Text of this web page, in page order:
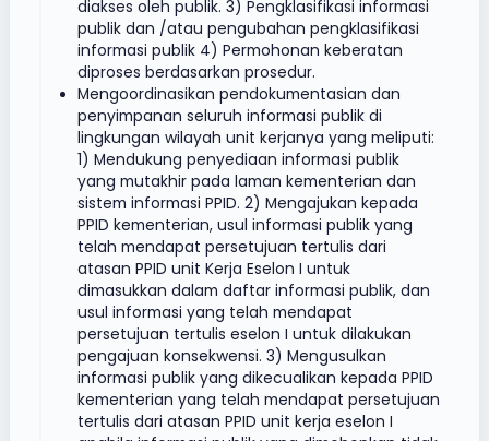
diakses oleh publik. 3) Pengklasifikasi informasi
publik dan /atau pengubahan pengklasifikasi
informasi publik 4) Permohonan keberatan
diproses berdasarkan prosedur.
Mengoordinasikan pendokumentasian dan
penyimpanan seluruh informasi publik di
lingkungan wilayah unit kerjanya yang meliputi:
1) Mendukung penyediaan informasi publik
yang mutakhir pada laman kementerian dan
sistem informasi PPID. 2) Mengajukan kepada
PPID kementerian, usul informasi publik yang
telah mendapat persetujuan tertulis dari
atasan PPID unit Kerja Eselon I untuk
dimasukkan dalam daftar informasi publik, dan
usul informasi yang telah mendapat
persetujuan tertulis eselon I untuk dilakukan
pengajuan konsekwensi. 3) Mengusulkan
informasi publik yang dikecualikan kepada PPID
kementerian yang telah mendapat persetujuan
tertulis dari atasan PPID unit kerja eselon I